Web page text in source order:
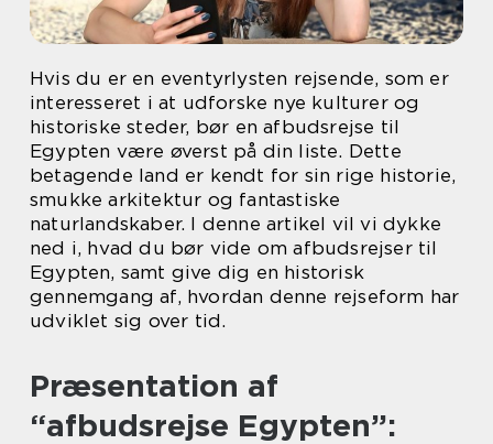
Hvis du er en eventyrlysten rejsende, som er
interesseret i at udforske nye kulturer og
historiske steder, bør en afbudsrejse til
Egypten være øverst på din liste. Dette
betagende land er kendt for sin rige historie,
smukke arkitektur og fantastiske
naturlandskaber. I denne artikel vil vi dykke
ned i, hvad du bør vide om afbudsrejser til
Egypten, samt give dig en historisk
gennemgang af, hvordan denne rejseform har
udviklet sig over tid.
Præsentation af
“afbudsrejse Egypten”: